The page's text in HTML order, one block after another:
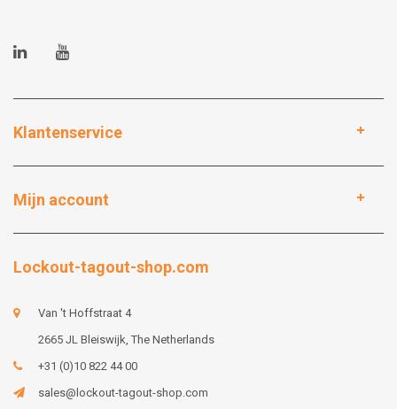
Klantenservice
Mijn account
Lockout-tagout-shop.com
Van 't Hoffstraat 4
2665 JL Bleiswijk, The Netherlands
+31 (0)10 822 44 00
sales@lockout-tagout-shop.com